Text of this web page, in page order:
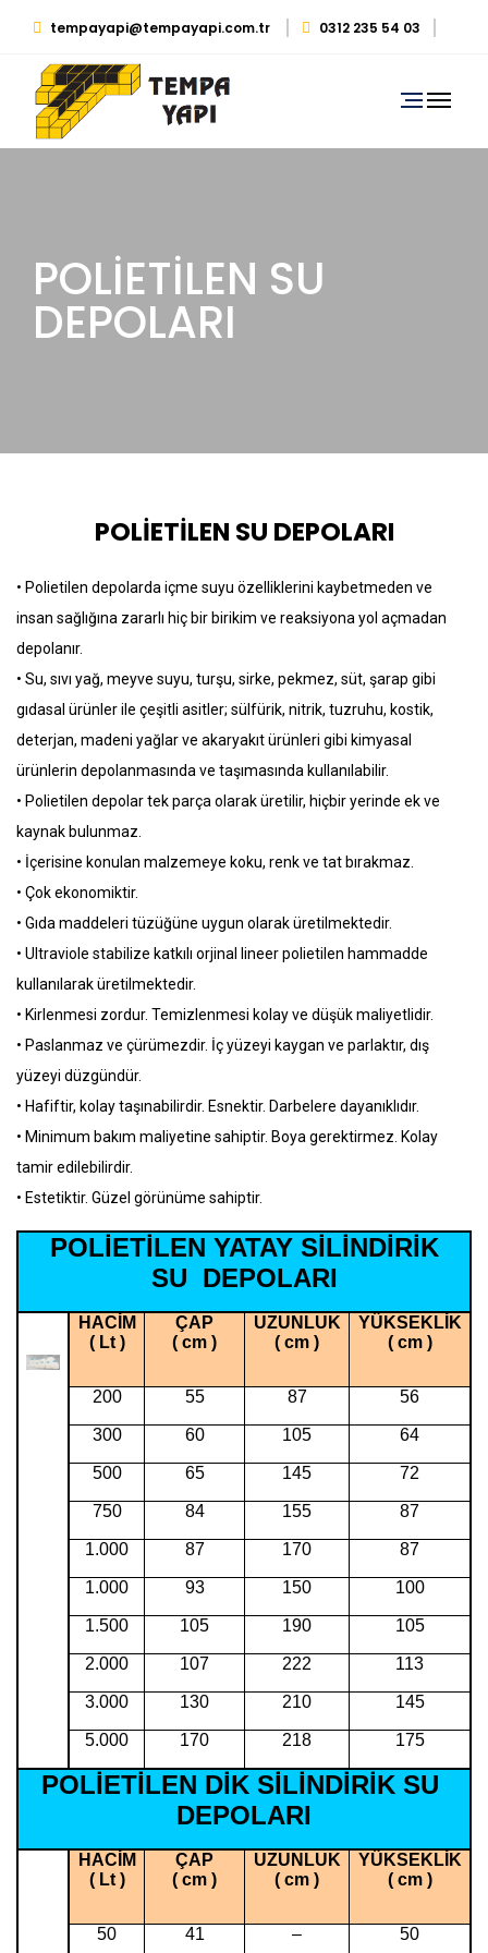
tempayapi@tempayapi.com.tr 0312 235 54 03
0530 879 29 39
POLİETİLEN SU
DEPOLARI
POLİETİLEN SU DEPOLARI
• Polietilen depolarda içme suyu özelliklerini kaybetmeden ve
insan sağlığına zararlı hiç bir birikim ve reaksiyona yol açmadan
depolanır.
• Su, sıvı yağ, meyve suyu, turşu, sirke, pekmez, süt, şarap gibi
gıdasal ürünler ile çeşitli asitler; sülfürik, nitrik, tuzruhu, kostik,
deterjan, madeni yağlar ve akaryakıt ürünleri gibi kimyasal
ürünlerin depolanmasında ve taşımasında kullanılabilir.
• Polietilen depolar tek parça olarak üretilir, hiçbir yerinde ek ve
kaynak bulunmaz.
• İçerisine konulan malzemeye koku, renk ve tat bırakmaz.
• Çok ekonomiktir.
• Gıda maddeleri tüzüğüne uygun olarak üretilmektedir.
• Ultraviole stabilize katkılı orjinal lineer polietilen hammadde
kullanılarak üretilmektedir.
• Kirlenmesi zordur. Temizlenmesi kolay ve düşük maliyetlidir.
• Paslanmaz ve çürümezdir. İç yüzeyi kaygan ve parlaktır, dış
yüzeyi düzgündür.
• Hafiftir, kolay taşınabilirdir. Esnektir. Darbelere dayanıklıdır.
• Minimum bakım maliyetine sahiptir. Boya gerektirmez. Kolay
tamir edilebilirdir.
• Estetiktir. Güzel görünüme sahiptir.
POLİETİLEN YATAY SİLİNDİRİK
SU DEPOLARI
HACİM
( Lt )
ÇAP
( cm )
UZUNLUK
( cm )
YÜKSEKLİK
( cm )
200 55 87 56
300 60 105 64
500 65 145 72
750 84 155 87
1.000 87 170 87
1.000 93 150 100
1.500 105 190 105
2.000 107 222 113
3.000 130 210 145
5.000 170 218 175
POLİETİLEN DİK SİLİNDİRİK SU
DEPOLARI
HACİM
( Lt )
ÇAP
( cm )
UZUNLUK
( cm )
YÜKSEKLİK
( cm )
50 41 – 50